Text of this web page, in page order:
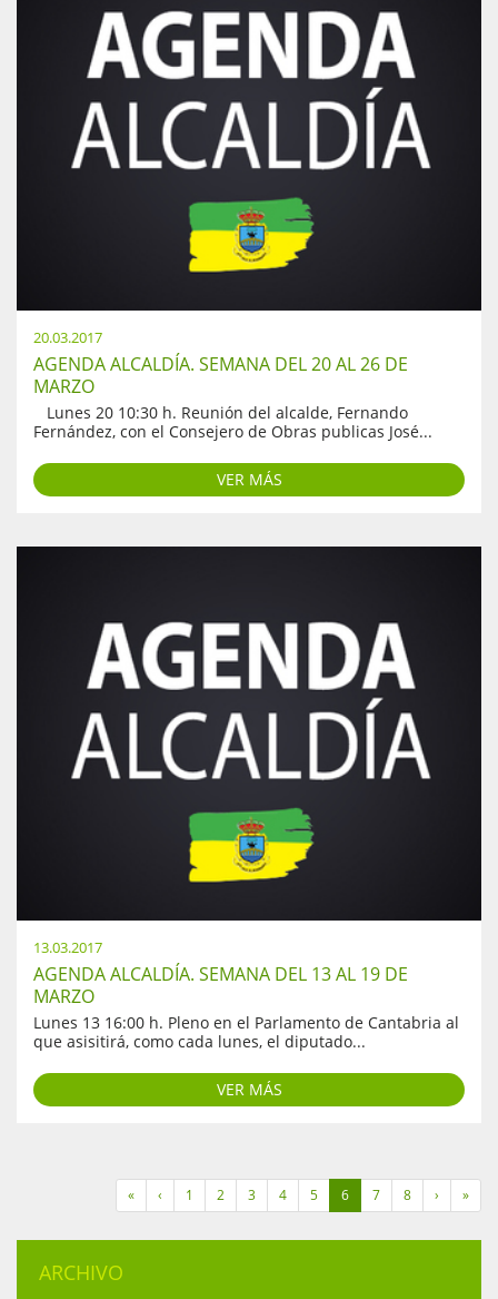
20.03.2017
AGENDA ALCALDÍA. SEMANA DEL 20 AL 26 DE
MARZO
Lunes 20 10:30 h. Reunión del alcalde, Fernando
Fernández, con el Consejero de Obras publicas José...
VER MÁS
13.03.2017
AGENDA ALCALDÍA. SEMANA DEL 13 AL 19 DE
MARZO
Lunes 13 16:00 h. Pleno en el Parlamento de Cantabria al
que asisitirá, como cada lunes, el diputado...
VER MÁS
« ‹ 1 2 3 4 5 6 7 8 › »
ARCHIVO